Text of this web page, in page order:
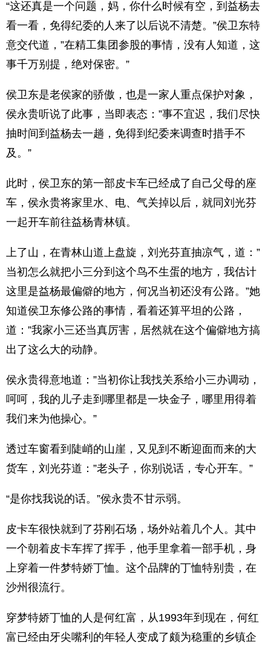
“这还真是一个问题，妈，你什么时候有空，到益杨去
看一看，免得纪委的人来了以后说不清楚。”侯卫东特
意交代道，”在精工集团参股的事情，没有人知道，这
事千万别提，绝对保密。”
侯卫东是老侯家的骄傲，也是一家人重点保护对象，
侯永贵听说了此事，当即表态：”事不宜迟，我们尽快
抽时间到益杨去一趟，免得到纪委来调查时措手不
及。”
此时，侯卫东的第一部皮卡车已经成了自己父母的座
车，侯永贵将家里水、电、气关掉以后，就同刘光芬
一起开车前往益杨青林镇。
上了山，在青林山道上盘旋，刘光芬直抽凉气，道：”
当初怎么就把小三分到这个鸟不生蛋的地方，我估计
这里是益杨最偏僻的地方，何况当初还没有公路。”她
知道侯卫东修公路的事情，看着还算平坦的公路，
道：”我家小三还当真厉害，居然就在这个偏僻地方搞
出了这么大的动静。
侯永贵得意地道：”当初你让我找关系给小三办调动，
呵呵，我的儿子走到哪里都是一块金子，哪里用得着
我们来为他操心。”
透过车窗看到陡峭的山崖，又见到不断迎面而来的大
货车，刘光芬道：”老头子，你别说话，专心开车。”
“是你找我说的话。”侯永贵不甘示弱。
皮卡车很快就到了芬刚石场，场外站着几个人。其中
一个朝着皮卡车挥了挥手，他手里拿着一部手机，身
上穿着一件梦特娇丁恤。这个品牌的丁恤特别贵，在
沙州很流行。
穿梦特娇丁恤的人是何红富，从1993年到现在，何红
富已经由牙尖嘴利的年轻人变成了颇为稳重的乡镇企